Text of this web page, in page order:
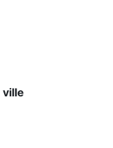
ville